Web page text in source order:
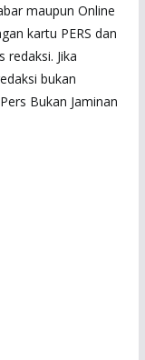
maupun Online
kartu PERS dan
Jika
bukan
Bukan Jaminan